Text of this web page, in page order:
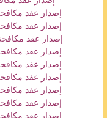
إصدار عقد
إصدار عقد
إصدار عقد
إصدار عقد
إصدار عقد
إصدار عقد
إصدار عقد
إصدار عقد
إصدار عقد